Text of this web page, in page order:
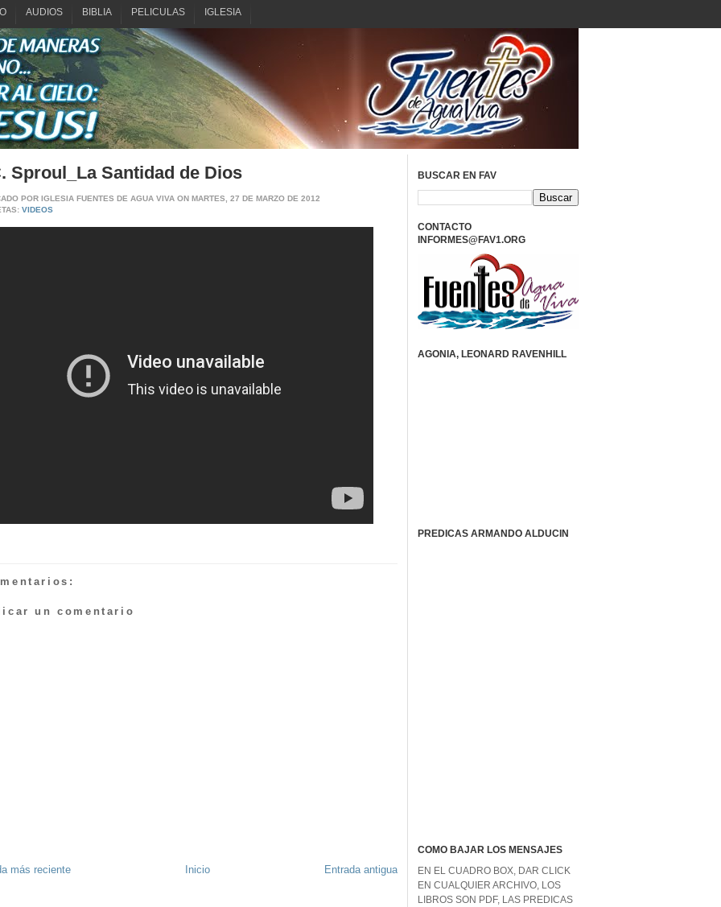
AUDIOS BIBLIA PELICULAS IGLESIA
Sproul_La Santidad de Dios
POR IGLESIA FUENTES DE AGUA VIVA ON MARTES, 27 DE MARZO DE 2012
VIDEOS
un comentario
más reciente Entrada antigua
Inicio
BUSCAR EN FAV
CONTACTO
INFORMES@FAV1.ORG
AGONIA, LEONARD RAVENHILL
PREDICAS ARMANDO ALDUCIN
COMO BAJAR LOS MENSAJES
EN EL CUADRO BOX, DAR CLICK
EN CUALQUIER ARCHIVO, LOS
LIBROS SON PDF, LAS PREDICAS